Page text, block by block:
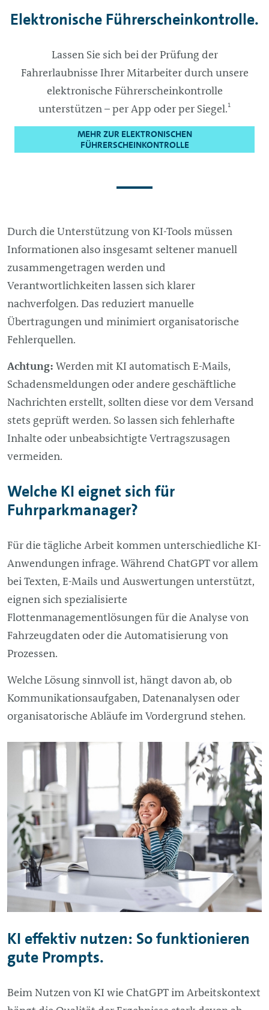
Elektronische Führerscheinkontrolle.
Lassen Sie sich bei der Prüfung der
Fahrerlaubnisse Ihrer Mitarbeiter durch unsere
elektronische Führerscheinkontrolle
unterstützen – per App oder per Siegel.1
MEHR ZUR ELEKTRONISCHEN
FÜHRERSCHEINKONTROLLE
Durch die Unterstützung von KI-Tools müssen
Informationen also insgesamt seltener manuell
zusammengetragen werden und
Verantwortlichkeiten lassen sich klarer
nachverfolgen. Das reduziert manuelle
Übertragungen und minimiert organisatorische
Fehlerquellen.
Achtung: Werden mit KI automatisch E-Mails,
Schadensmeldungen oder andere geschäftliche
Nachrichten erstellt, sollten diese vor dem Versand
stets geprüft werden. So lassen sich fehlerhafte
Inhalte oder unbeabsichtigte Vertragszusagen
vermeiden.
Welche KI eignet sich für
Fuhrparkmanager?
Für die tägliche Arbeit kommen unterschiedliche KI-
Anwendungen infrage. Während ChatGPT vor allem
bei Texten, E-Mails und Auswertungen unterstützt,
eignen sich spezialisierte
Flottenmanagementlösungen für die Analyse von
Fahrzeugdaten oder die Automatisierung von
Prozessen.
Welche Lösung sinnvoll ist, hängt davon ab, ob
Kommunikationsaufgaben, Datenanalysen oder
organisatorische Abläufe im Vordergrund stehen.
KI effektiv nutzen: So funktionieren
gute Prompts.
Beim Nutzen von KI wie ChatGPT im Arbeitskontext